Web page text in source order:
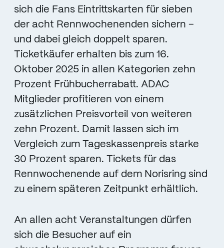
sich die Fans Eintrittskarten für sieben
der acht Rennwochenenden sichern –
und dabei gleich doppelt sparen.
Ticketkäufer erhalten bis zum 16.
Oktober 2025 in allen Kategorien zehn
Prozent Frühbucherrabatt. ADAC
Mitglieder profitieren von einem
zusätzlichen Preisvorteil von weiteren
zehn Prozent. Damit lassen sich im
Vergleich zum Tageskassenpreis starke
30 Prozent sparen. Tickets für das
Rennwochenende auf dem Norisring sind
zu einem späteren Zeitpunkt erhältlich.
An allen acht Veranstaltungen dürfen
sich die Besucher auf ein